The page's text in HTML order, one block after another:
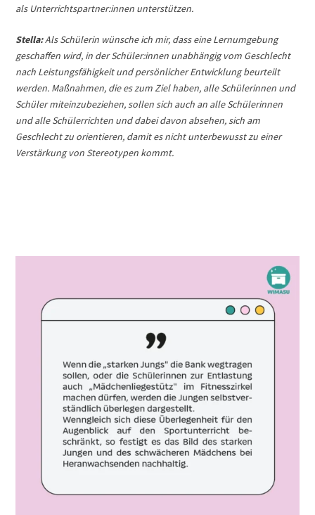
als Unterrichtspartner:innen unterstützen.
Stella:Als Schülerin wünsche ich mir, dass eine Lernumgebung
geschaffen wird, in der Schüler:innen unabhängig vom Geschlecht
nach Leistungsfähigkeit und persönlicher Entwicklung beurteilt
werden. Maßnahmen, die es zum Ziel haben, alle Schülerinnen und
Schüler miteinzubeziehen, sollen sich auch an alle Schülerinnen
und alle Schülerrichten und dabei davon absehen, sich am
Geschlecht zu orientieren, damit es nicht unterbewusst zu einer
Verstärkung von Stereotypen kommt.